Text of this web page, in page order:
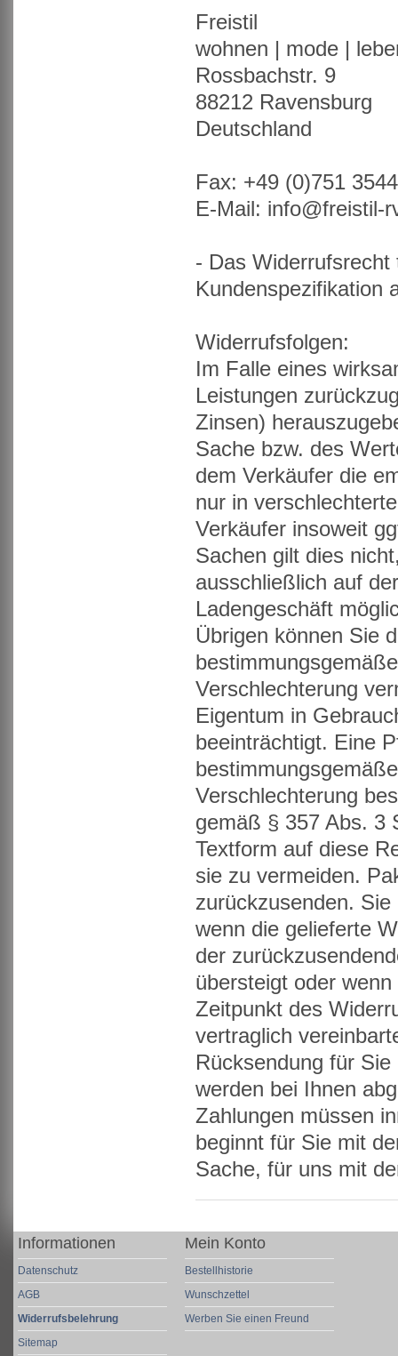
Freistil
wohnen | mode |
Rossbachstr. 9
88212 Ravensburg
Deutschland
Fax: +49 (0)751
E-Mail: info@freistil-
- Das
Kundenspezifikation
Widerrufsfolgen:
Im Falle eines
Leistungen
Zinsen)
Sache bzw. des
dem Verkäufer die
nur in
Verkäufer insoweit
Sachen gilt dies
ausschließlich auf
Ladengeschäft
Übrigen können Sie
Verschlechterung
Eigentum in
beeinträchtigt. Eine
Verschlechterung
gemäß § 357 Abs. 3
Textform auf diese
sie zu vermeiden.
zurückzusenden.
wenn die gelieferte
der
übersteigt oder
Zeitpunkt des
vertraglich
Rücksendung für
werden bei Ihnen
Zahlungen müssen
beginnt für Sie mit
Sache, für uns mit
Informationen
Datenschutz
AGB
Widerrufsbelehrung
Sitemap
Mein Konto
Bestellhistorie
Wunschzettel
Werben Sie einen Freund